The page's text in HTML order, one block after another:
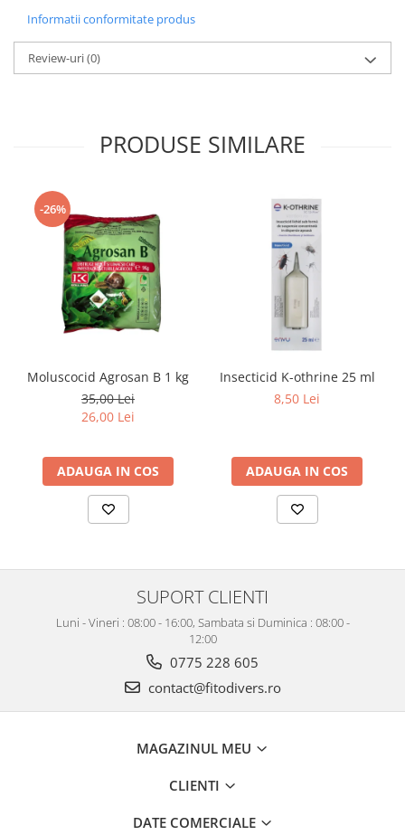
Informatii conformitate produs
Review-uri(0)
PRODUSE SIMILARE
-26%
Moluscocid Agrosan B 1 kg
35,00 Lei
26,00 Lei
ADAUGA IN COS
Insecticid K-othrine 25 ml
8,50 Lei
ADAUGA IN COS
SUPORT CLIENTI
Luni - Vineri : 08:00 - 16:00, Sambata si Duminica : 08:00 -
12:00
0775 228 605
contact@fitodivers.ro
MAGAZINUL MEU
CLIENTI
DATE COMERCIALE